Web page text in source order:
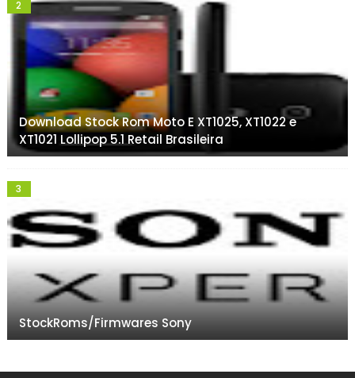
Download Stock Rom Moto E XT1025, XT1022 e
XT1021 Lollipop 5.1 Retail Brasileira
StockRoms/Firmwares Sony